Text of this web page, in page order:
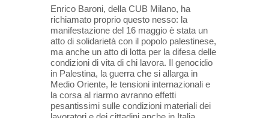
Enrico Baroni, della CUB Milano, ha
richiamato proprio questo nesso: la
manifestazione del 16 maggio è stata un
atto di solidarietà con il popolo palestinese,
ma anche un atto di lotta per la difesa delle
condizioni di vita di chi lavora. Il genocidio
in Palestina, la guerra che si allarga in
Medio Oriente, le tensioni internazionali e
la corsa al riarmo avranno effetti
pesantissimi sulle condizioni materiali dei